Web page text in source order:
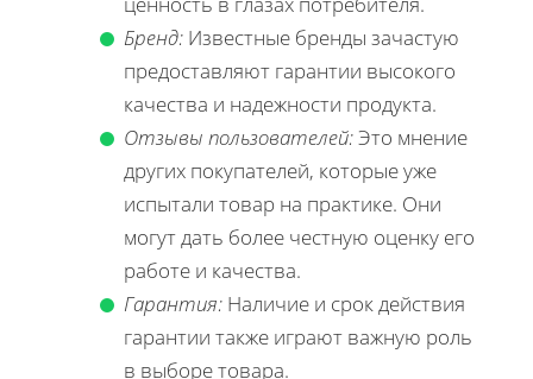
Бренд: Известные бренды зачастую
предоставляют гарантии высокого
качества и надежности продукта.
Отзывы пользователей:Это мнение
других покупателей, которые уже
испытали товар на практике. Они
могут дать более честную оценку его
работе и качества.
Гарантия: Наличие и срок действия
гарантии также играют важную роль
в выборе товара.